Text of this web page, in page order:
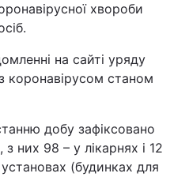
Політика
Наука
хвороби
на сайті уряду
коронавірусом станом
добу зафіксовано
з них 98 – у лікарнях і 12
(будинках для